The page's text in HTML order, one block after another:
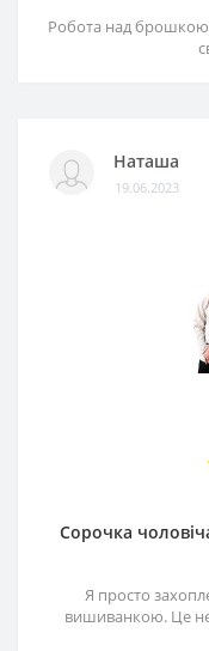
Робота над брошкою
Наташа
19.06.2023
Сорочка
Я просто
вишиванкою. Це